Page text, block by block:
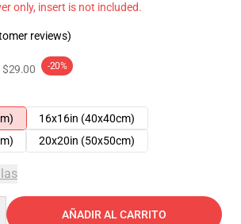
only, insert is not included.
reviews)
$29.00 -20%
16x16in (40x40cm)
20x20in (50x50cm)
AÑADIR AL CARRITO